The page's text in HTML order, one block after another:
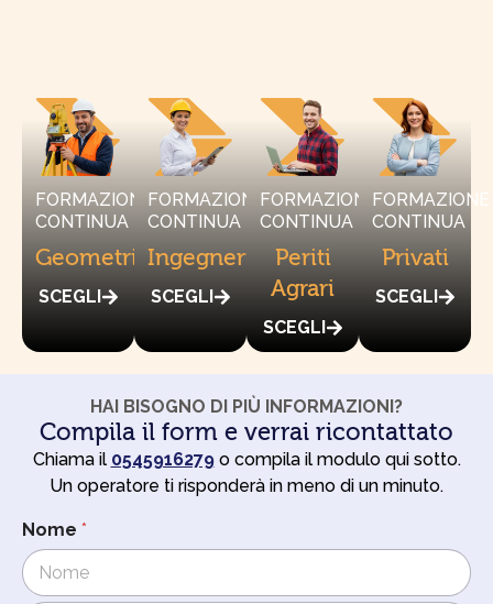
FORMAZIONE
CONTINUA
Geometri
SCEGLI
FORMAZIONE
CONTINUA
Ingegneri
SCEGLI
FORMAZIONE
CONTINUA
Periti
Agrari
SCEGLI
FORMAZIONE
CONTINUA
Privati
SCEGLI
HAI BISOGNO DI PIÙ INFORMAZIONI?
Compila il form e verrai ricontattato
Chiama il 0545916279o compila il modulo qui sotto.
Un operatore ti risponderà in meno di un minuto.
Nome *